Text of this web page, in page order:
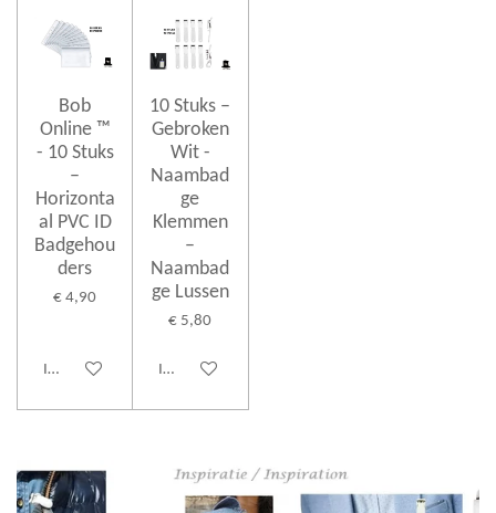
Bob
Online ™
- 10 Stuks
–
Horizonta
al PVC ID
Badgehou
ders
€ 4,90
In winkelwagen
10 Stuks –
Gebroken
Wit -
Naambad
ge
Klemmen
–
Naambad
ge Lussen
€ 5,80
In winkelwagen